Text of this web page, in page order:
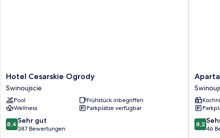
Hotel
Cesarskie
Ogrody
Swinoujscie
Hotel Cesarskie Ogrody
Swinoujscie
Pool
Frühstück inbegriffen
Wellness
Parkplätze verfügbar
8.4
von
8,4 Sehr gut
387 Bewertungen
Sun
&
Snow
8.2
von
8,2
46